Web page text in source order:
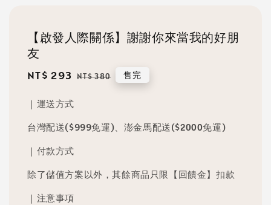
【啟發人際關係】謝謝你來當我的好朋
友
Sale
NT$ 293 Regular
NT$ 380 售完
｜運送方式
台灣配送($999免運)、澎金馬配送($2000免運)
｜付款方式
除了儲值方案以外，其餘商品只限【回饋金】扣款
｜注意事項